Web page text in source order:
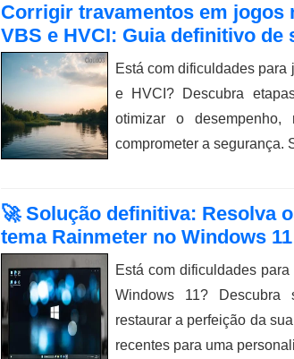
Corrigir travamentos em jogos
VBS e HVCI: Guia definitivo de
Está com dificuldades
e HVCI? Descubra
otimizar o
comprometer a segurança.
🚀 Solução definitiva: Resolva
tema Rainmeter no Windows
Está com dificuldades
Windows 11? Descubra
restaurar a perfeição da
recentes para uma